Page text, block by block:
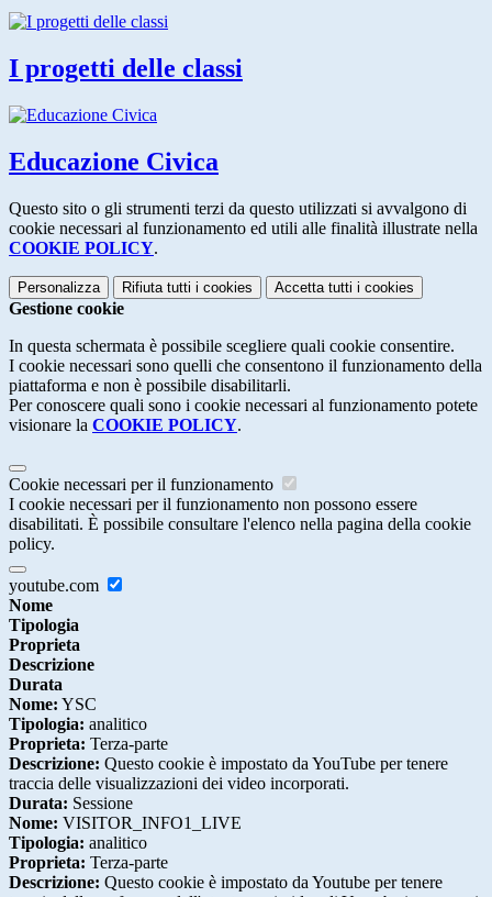
I progetti delle classi
Educazione Civica
Questo sito o gli strumenti terzi da questo utilizzati si avvalgono di
cookie necessari al funzionamento ed utili alle finalità illustrate nella
COOKIE POLICY.
Personalizza Rifiuta tutti i cookies Accetta tutti i cookies
Gestione cookie
In questa schermata è possibile scegliere quali cookie consentire.
I cookie necessari sono quelli che consentono il funzionamento della
piattaforma e non è possibile disabilitarli.
Per conoscere quali sono i cookie necessari al funzionamento potete
visionare la COOKIE POLICY.
Cookie necessari per il funzionamento
I cookie necessari per il funzionamento non possono essere
disabilitati. È possibile consultare l'elenco nella pagina della cookie
policy.
youtube.com
Nome
Tipologia
Proprieta
Descrizione
Durata
Nome: YSC
Tipologia: analitico
Proprieta: Terza-parte
Descrizione: Questo cookie è impostato da YouTube per tenere
traccia delle visualizzazioni dei video incorporati.
Durata: Sessione
Nome: VISITOR_INFO1_LIVE
Tipologia: analitico
Proprieta: Terza-parte
Descrizione: Questo cookie è impostato da Youtube per tenere